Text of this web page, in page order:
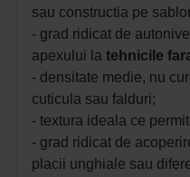
sau constructia pe
- grad ridicat de
apexului la tehnicile
- densitate medie, nu
cuticula sau falduri;
- textura ideala ce
- grad ridicat de
placii unghiale sau